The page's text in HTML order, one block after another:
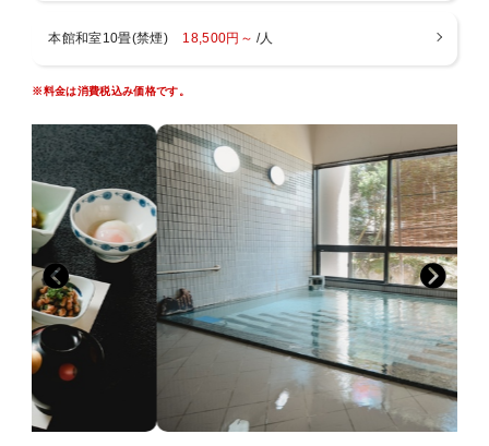
・米沢中央ICより３０分
車ー２５分
路線バスー米沢駅発、小野川温泉行き、小野川温泉下車
徒歩３分
・最寄駅
米沢駅（車２５分）、西米沢駅（車１５分）、南米沢駅
（車２０分）
成島駅（車２０分）、関根駅（車２０分）
■周辺観光■（車で）
上杉神社（１５分）、御廟所（車１０分）、天元台（３０
高畠ワイナリー（３０分）、ワクワクランド（車２０
本館和室10畳(禁煙) 18,500円～ /人
※料金は消費税込み価格です。